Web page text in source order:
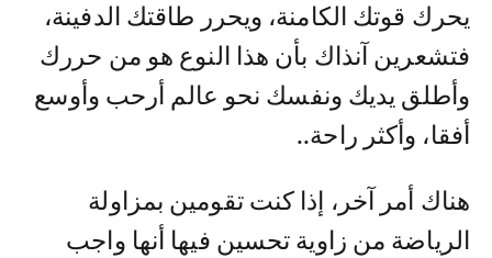
يحرك قوتك الكامنة، ويحرر طاقتك الدفينة،
فتشعرين آنذاك بأن هذا النوع هو من حررك
وأطلق يديك ونفسك نحو عالم أرحب وأوسع
أفقا، وأكثر راحة..
هناك أمر آخر، إذا كنت تقومين بمزاولة
الرياضة من زاوية تحسين فيها أنها واجب